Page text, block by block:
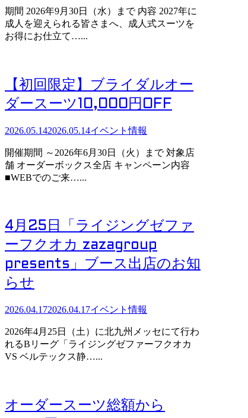
期間 2026年9月30日（水）まで 内容 2027年に
成人を迎えられる皆さまへ、成人式スーツを
お得にお仕立て…...
【初回限定】ブライダルオー
ダースーツ10,000円OFF
2026.05.142026.05.14イベント情報
開催期間 ～2026年6月30日（火）まで 対象店
舗 オーダーボックス全店 キャンペーン内容
■WEBでのご来…...
4月25日「ライジングゼファ
ーフクオカ zazagroup
presents」ブース出店のお知
らせ
2026.04.172026.04.17イベント情報
2026年4月25日（土）に北九州メッセにて行わ
れるBリーグ「ライジングゼファーフクオカ
VS ベルテックス静…...
オーダースーツ総額から